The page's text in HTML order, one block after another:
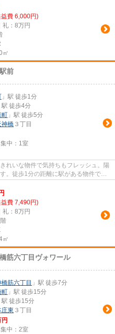
費 6,000円)
礼：8万円
㎡
前
」駅 徒歩1分
駅 徒歩4分
町 」駅 徒歩5分
神橋 ３丁目
中： 1室
れいな物件で気持ちもフレッシュ。陽
。徒歩1分の距離に駅がある物件で、
費 7,490円)
礼：8万円
㎡
筋六丁目ヴォワール
橋筋六丁目 」駅 徒歩7分
町 」駅 徒歩15分
駅 徒歩15分
庄東 ３丁目
中： 2室